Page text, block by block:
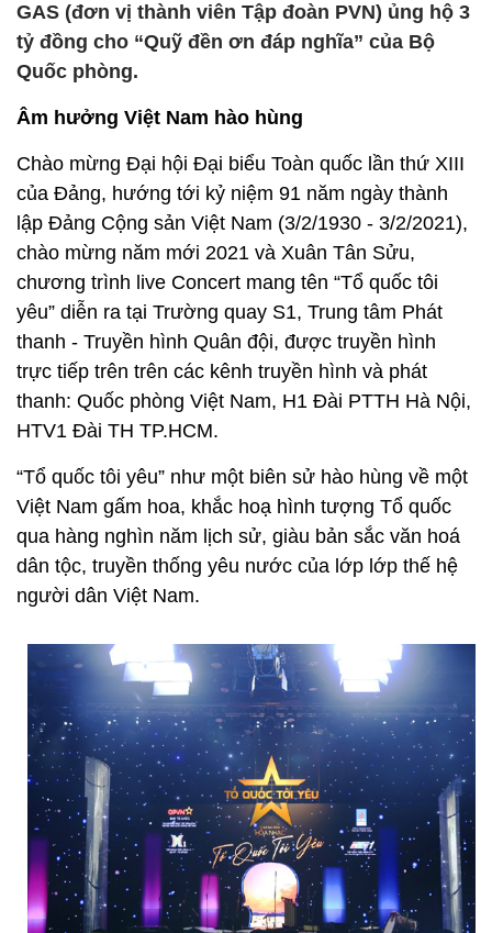
GAS (đơn vị thành viên Tập đoàn PVN) ủng hộ 3
tỷ đồng cho “Quỹ đền ơn đáp nghĩa” của Bộ
Quốc phòng.
Âm hưởng Việt Nam hào hùng
Chào mừng Đại hội Đại biểu Toàn quốc lần thứ XIII
của Đảng, hướng tới kỷ niệm 91 năm ngày thành
lập Đảng Cộng sản Việt Nam (3/2/1930 - 3/2/2021),
chào mừng năm mới 2021 và Xuân Tân Sửu,
chương trình live Concert mang tên “Tổ quốc tôi
yêu” diễn ra tại Trường quay S1, Trung tâm Phát
thanh - Truyền hình Quân đội, được truyền hình
trực tiếp trên trên các kênh truyền hình và phát
thanh: Quốc phòng Việt Nam, H1 Đài PTTH Hà Nội,
HTV1 Đài TH TP.HCM.
“Tổ quốc tôi yêu” như một biên sử hào hùng về một
Việt Nam gấm hoa, khắc hoạ hình tượng Tổ quốc
qua hàng nghìn năm lịch sử, giàu bản sắc văn hoá
dân tộc, truyền thống yêu nước của lớp lớp thế hệ
người dân Việt Nam.